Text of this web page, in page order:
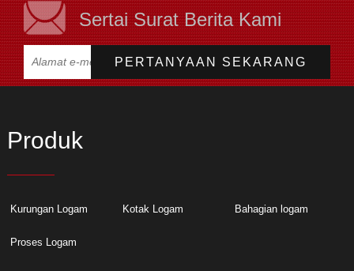
Sertai Surat Berita Kami
Produk
Kurungan Logam Kotak Logam Bahagian logam
Proses Logam